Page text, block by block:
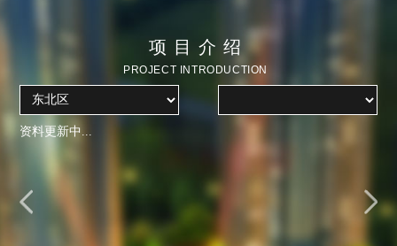
项目介绍
PROJECT INTRODUCTION
资料更新中...